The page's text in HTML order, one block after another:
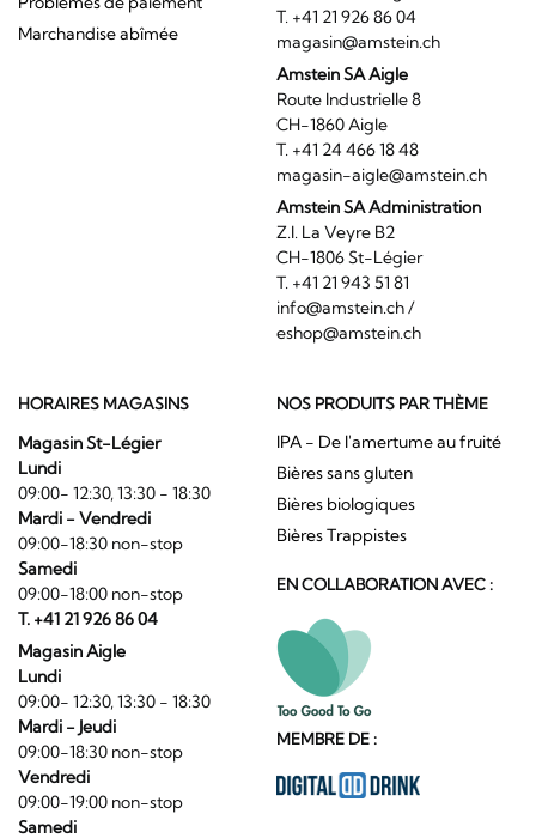
Marchandise abîmée
T. +41 21 926 86 04
magasin@amstein.ch
Amstein SA Aigle
Route Industrielle 8
CH-1860 Aigle
T. +41 24 466 18 48
magasin-aigle@amstein.ch
Amstein SA Administration
Z.I. La Veyre B2
CH-1806 St-Légier
T. +41 21 943 51 81
info@amstein.ch/
eshop@amstein.ch
HORAIRES MAGASINS
Magasin St-Légier
Lundi
09:00- 12:30, 13:30 - 18:30
Mardi - Vendredi
09:00-18:30 non-stop
Samedi
09:00-18:00 non-stop
T. +41 21 926 86 04
Magasin Aigle
Lundi
09:00- 12:30, 13:30 - 18:30
Mardi - Jeudi
09:00-18:30 non-stop
Vendredi
09:00-19:00 non-stop
Samedi
NOS PRODUITS PAR THÈME
IPA - De l'amertume au fruité
Bières sans gluten
Bières biologiques
Bières Trappistes
EN COLLABORATION AVEC :
MEMBRE DE :